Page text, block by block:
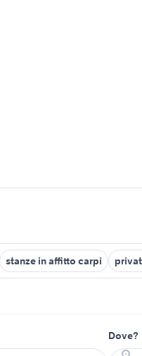
stanze in affitto carpi
Dove?